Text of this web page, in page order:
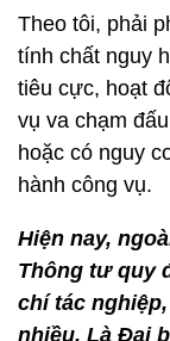
Theo tôi, phải
tính chất nguy
tiêu cực, hoạt
vụ va chạm
hoặc có nguy
hành công vụ.
Hiện nay,
Thông tư quy
chí tác
nhiều. Là Đại